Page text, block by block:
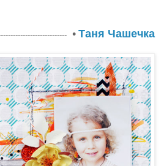
• Таня Чашечка